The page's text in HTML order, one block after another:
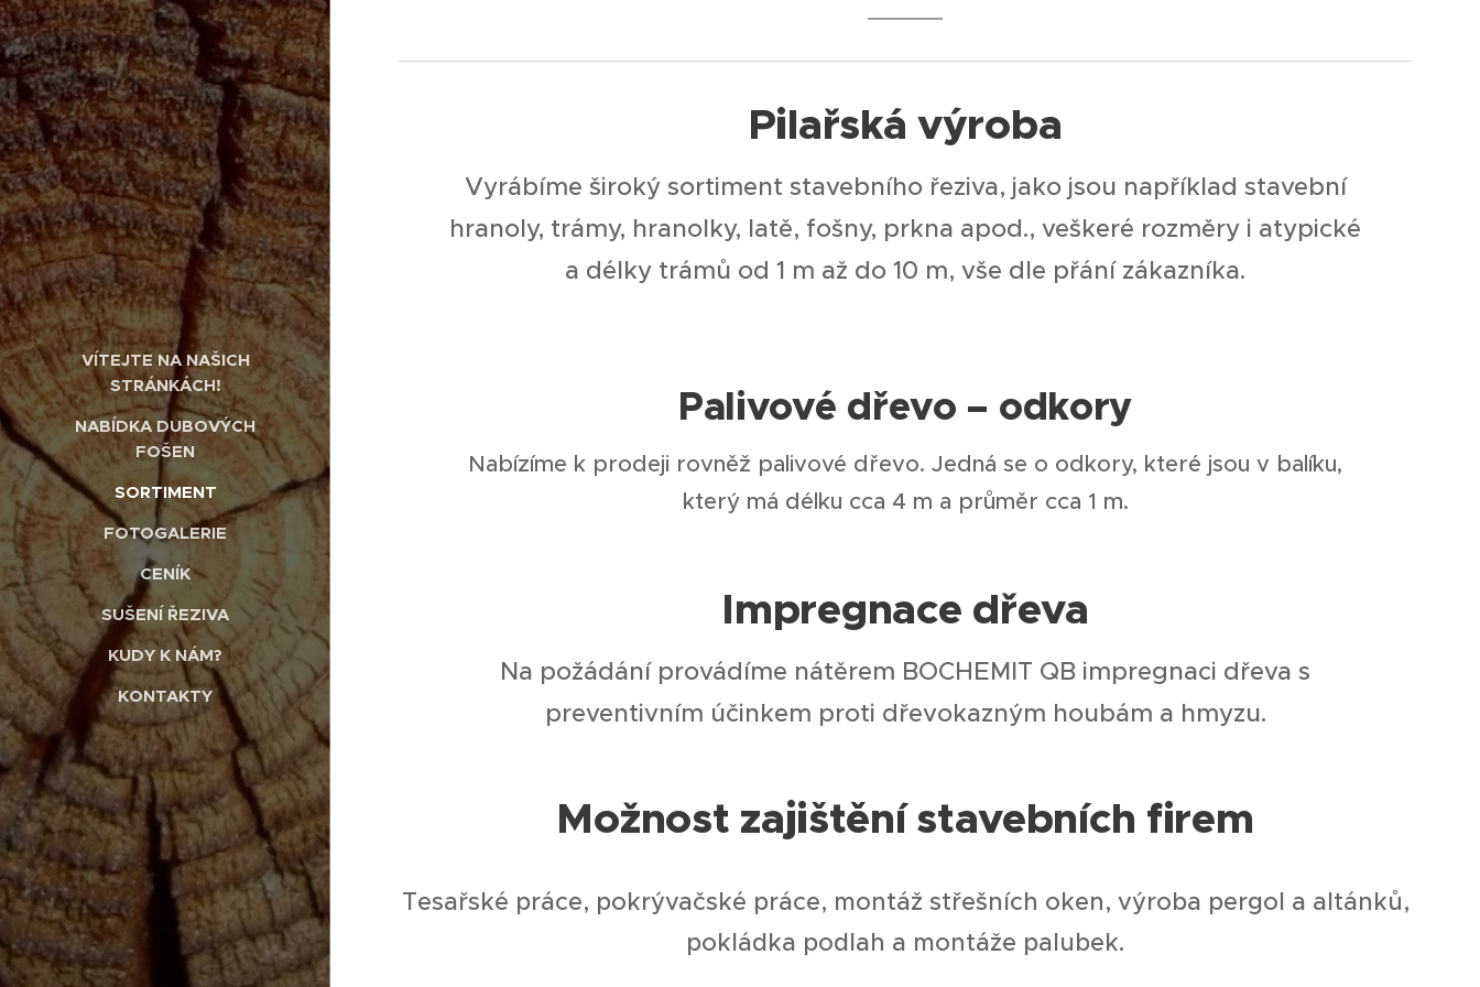
VÍTEJTE NA NAŠICH
STRÁNKÁCH!
NABÍDKA DUBOVÝCH
FOŠEN
SORTIMENT
FOTOGALERIE
CENÍK
SUŠENÍ ŘEZIVA
KUDY K NÁM?
KONTAKTY
Pilařská výroba
Vyrábíme široký sortiment stavebního řeziva, jako jsou například stavební
hranoly, trámy, hranolky, latě, fošny, prkna apod., veškeré rozměry i atypické
a délky trámů od 1 m až do 10 m, vše dle přání zákazníka.
Palivové dřevo – odkory
Nabízíme k prodeji rovněž palivové dřevo. Jedná se o odkory, které jsou v balíku,
který má délku cca 4 m a průměr cca 1 m.
Impregnace dřeva
Na požádání provádíme nátěrem BOCHEMIT QB impregnaci dřeva s
preventivním účinkem proti dřevokazným houbám a hmyzu.
Možnost zajištění stavebních firem
Tesařské práce, pokrývačské práce, montáž střešních oken, výroba pergol a altánků,
pokládka podlah a montáže palubek.